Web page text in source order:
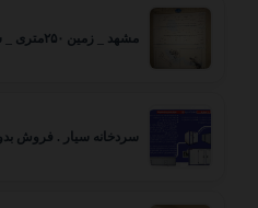
مشهد _ زمین ۲۵۰متری _ سندملکی { ۲۰ میلیون تومان }
سردخانه سیار . فروش